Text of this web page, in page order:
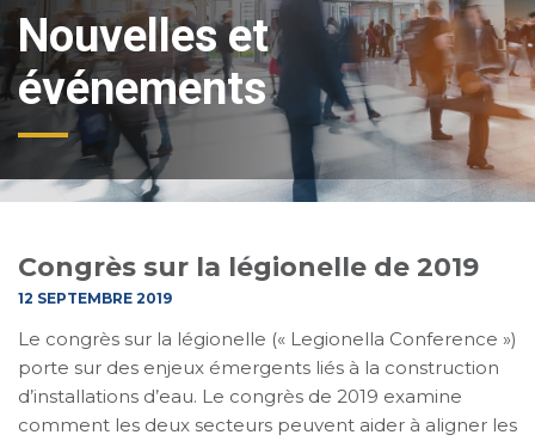
Nouvelles et
événements
Congrès sur la légionelle de 2019
12 SEPTEMBRE 2019
Le congrès sur la légionelle (« Legionella Conference »)
porte sur des enjeux émergents liés à la construction
d’installations d’eau. Le congrès de 2019 examine
comment les deux secteurs peuvent aider à aligner les